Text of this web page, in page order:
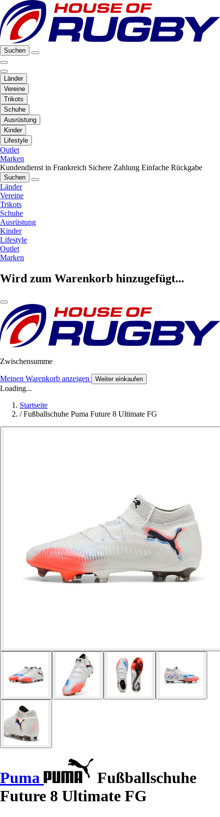
Suchen
Länder
Vereine
Trikots
Schuhe
Ausrüstung
Kinder
Lifestyle
Outlet
Marken
Kundendienst in Frankreich Sichere Zahlung Einfache Rückgabe
Suchen
Länder
Vereine
Trikots
Schuhe
Ausrüstung
Kinder
Lifestyle
Outlet
Marken
Wird zum Warenkorb hinzugefügt...
Zwischensumme
Meinen Warenkorb anzeigen Weiter einkaufen
Loading...
Startseite
/ Fußballschuhe Puma Future 8 Ultimate FG
Puma
Fußballschuhe
Future 8 Ultimate FG